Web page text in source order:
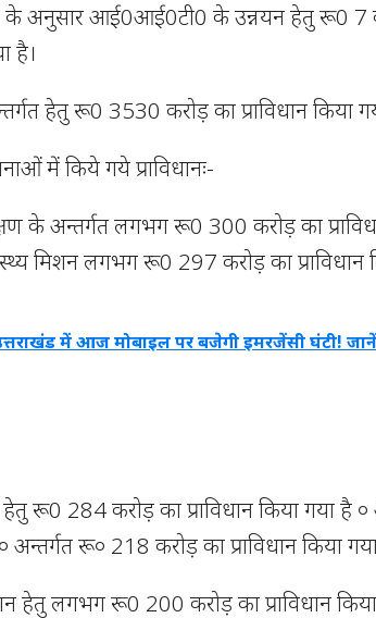
के अनुसार आई0आई0टी0 के उन्नयन हेतु रू0 7
है।
हेतु रू0 3530 करोड़ का प्राविधान किया
में किये गये प्राविधानः-
के अन्तर्गत लगभग रू0 300 करोड़ का
मिशन लगभग रू0 297 करोड़ का प्राविधान
में आज मोबाइल पर बजेगी इमरजेंसी घंटी!
हेतु रू0 284 करोड़ का प्राविधान किया गया है
रू० 218 करोड़ का प्राविधान किया
हेतु लगभग रू0 200 करोड़ का प्राविधान